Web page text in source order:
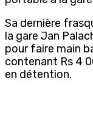
Sa dernière
la gare Jan
pour faire main
contenant Rs 4
en détention.